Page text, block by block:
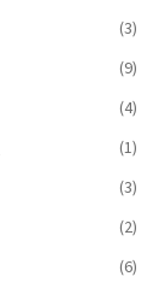
(3)
(9)
(4)
(1)
(3)
(2)
(6)